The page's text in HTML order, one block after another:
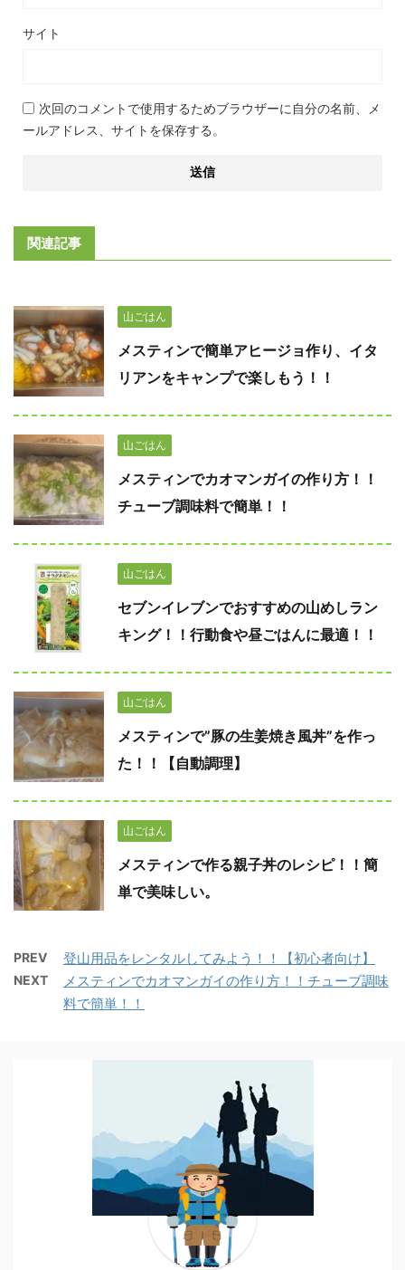
サイト
次回のコメントで使用するためブラウザーに自分の名前、メ
ールアドレス、サイトを保存する。
関連記事
山ごはん
メスティンで簡単アヒージョ作り、イタ
リアンをキャンプで楽しもう！！
山ごはん
メスティンでカオマンガイの作り方！！
チューブ調味料で簡単！！
山ごはん
セブンイレブンでおすすめの山めしラン
キング！！行動食や昼ごはんに最適！！
山ごはん
メスティンで”豚の生姜焼き風丼”を作っ
た！！【自動調理】
山ごはん
メスティンで作る親子丼のレシピ！！簡
単で美味しい。
PREV 登山用品をレンタルしてみよう！！【初心者向け】
NEXT
メスティンでカオマンガイの作り方！！チューブ調味
料で簡単！！